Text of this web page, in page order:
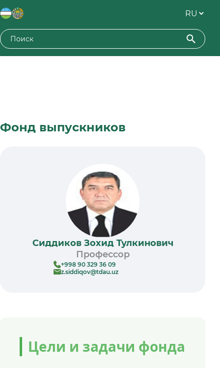
Фонд выпускников
Сиддиков Зохид Тулкинович
Профессор
+998 90 329 36 09
z.siddiqov@tdau.uz
Цели и задачи фонда